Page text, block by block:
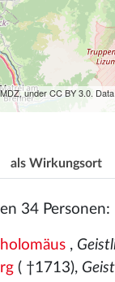
under CC BY 3.0.
als Wirkungsort
34 Personen:
,
( †1713),